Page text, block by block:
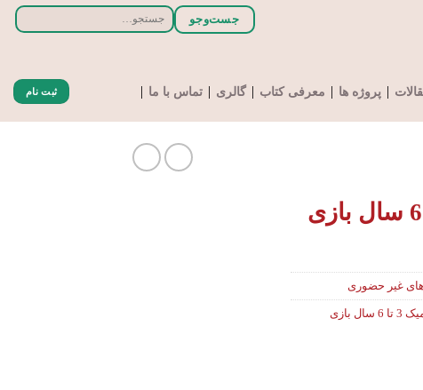
جست‌و‌جو
جستجو
برای:
پروژه ها معرفی کتاب گالری تماس با ما ثبت نام
کارگاه ترمیک 3تا6 سال بازی
های غیر حضوری
کارگاه ترمیک 3 تا 6 سال بازی